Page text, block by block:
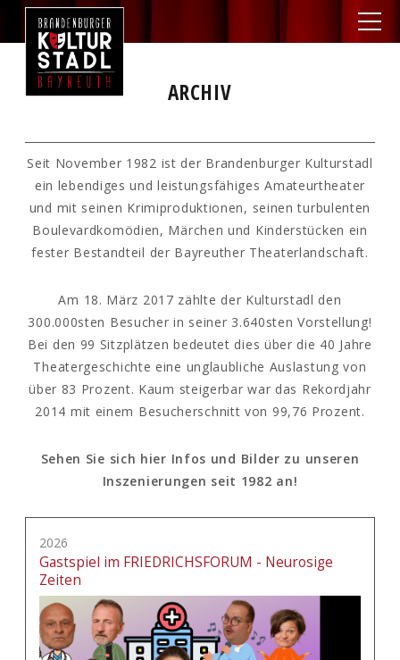
ARCHIV
Seit November 1982 ist der Brandenburger Kulturstadl
ein lebendiges und leistungsfähiges Amateurtheater
und mit seinen Krimiproduktionen, seinen turbulenten
Boulevardkomödien, Märchen und Kinderstücken ein
fester Bestandteil der Bayreuther Theaterlandschaft.
Am 18. März 2017 zählte der Kulturstadl den
300.000sten Besucher in seiner 3.640sten Vorstellung!
Bei den 99 Sitzplätzen bedeutet dies über die 40 Jahre
Theatergeschichte eine unglaubliche Auslastung von
über 83 Prozent. Kaum steigerbar war das Rekordjahr
2014 mit einem Besucherschnitt von 99,76 Prozent.
Sehen Sie sich hier Infos und Bilder zu unseren
Inszenierungen seit 1982 an!
2026
Gastspiel im FRIEDRICHSFORUM - Neurosige
Zeiten